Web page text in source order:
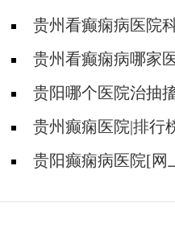
贵州看癫痫病医院
症状?贵州看癫痫病哪家
痫病大发作吗?
贵阳哪个医院治抽
是会遗传的癫痫？
贵州癫痫医院|排行
前兆表现？
贵阳癫痫病医院[网